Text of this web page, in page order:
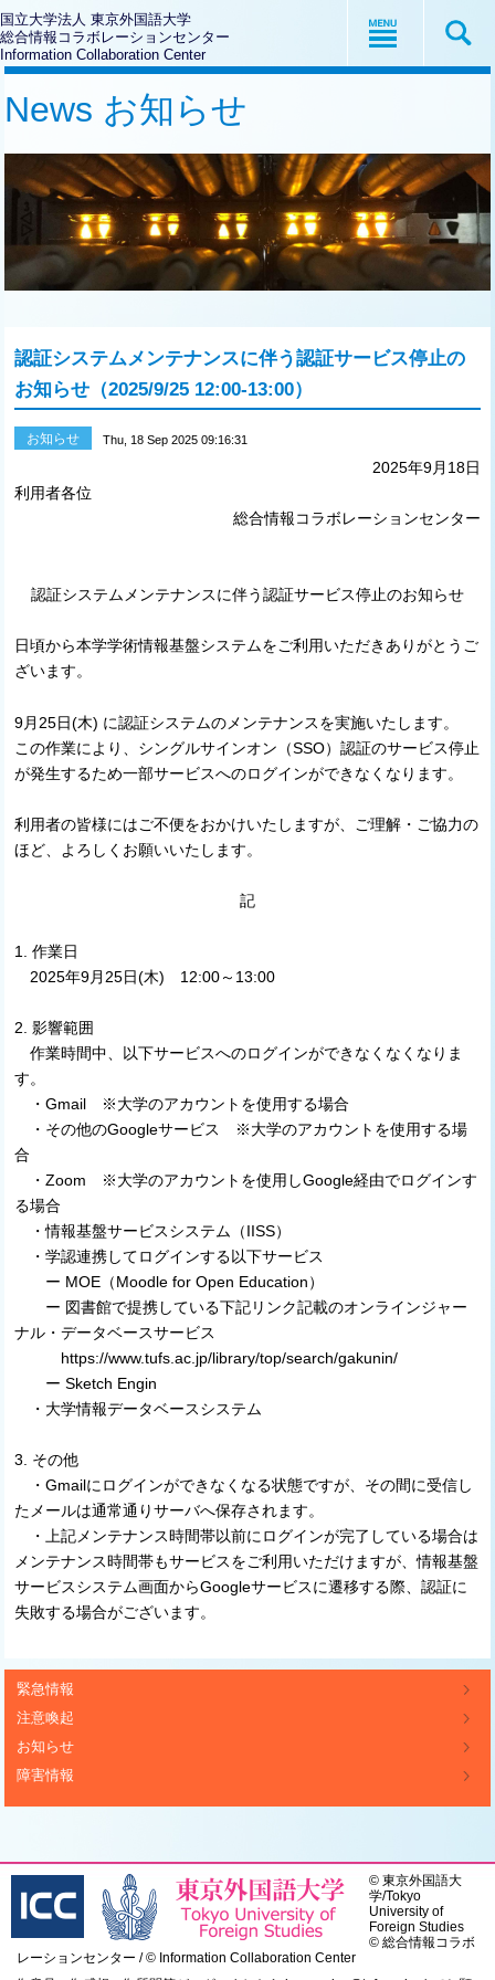
国立大学法人 東京外国語大学
総合情報コラボレーションセンター
Information Collaboration Center
News お知らせ
認証システムメンテナンスに伴う認証サービス停止の
お知らせ（2025/9/25 12:00-13:00）
お知らせ Thu, 18 Sep 2025 09:16:31
2025年9月18日
利用者各位
総合情報コラボレーションセンター
認証システムメンテナンスに伴う認証サービス停止のお知らせ
日頃から本学学術情報基盤システムをご利用いただきありがとうご
ざいます。
9月25日(木) に認証システムのメンテナンスを実施いたします。
この作業により、シングルサインオン（SSO）認証のサービス停止
が発生するため一部サービスへのログインができなくなります。
利用者の皆様にはご不便をおかけいたしますが、ご理解・ご協力の
ほど、よろしくお願いいたします。
記
1. 作業日
2025年9月25日(木) 12:00～13:00
2. 影響範囲
作業時間中、以下サービスへのログインができなくなくなりま
す。
・Gmail ※大学のアカウントを使用する場合
・その他のGoogleサービス ※大学のアカウントを使用する場
合
・Zoom ※大学のアカウントを使用しGoogle経由でログインす
る場合
・情報基盤サービスシステム（IISS）
・学認連携してログインする以下サービス
ー MOE（Moodle for Open Education）
ー 図書館で提携している下記リンク記載のオンラインジャー
ナル・データベースサービス
https://www.tufs.ac.jp/library/top/search/gakunin/
ー Sketch Engin
・大学情報データベースシステム
3. その他
・Gmailにログインができなくなる状態ですが、その間に受信し
たメールは通常通りサーバへ保存されます。
・上記メンテナンス時間帯以前にログインが完了している場合は
メンテナンス時間帯もサービスをご利用いただけますが、情報基盤
サービスシステム画面からGoogleサービスに遷移する際、認証に
失敗する場合がございます。
緊急情報
注意喚起
お知らせ
障害情報
©東京外国語大
学/Tokyo
University of
Foreign Studies
© 総合情報コラボ
レーションセンター / © Information Collaboration Center